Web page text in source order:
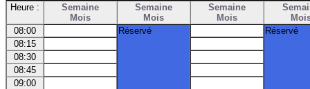
Heure :
Semaine
Mois
Semaine
Mois
Semaine
Mois
08:00
Réservé
Réservé
08:15
08:30
08:45
09:00